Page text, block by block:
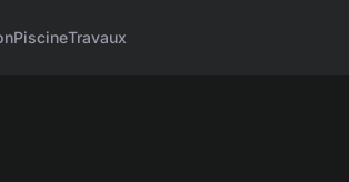
PiscineTravaux